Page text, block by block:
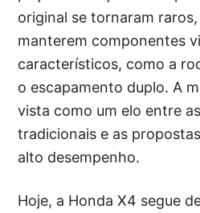
original se tornaram
manterem componentes
característicos, como a
o escapamento duplo. A
vista como um elo entre
tradicionais e as
alto desempenho.
Hoje, a Honda X4 segue